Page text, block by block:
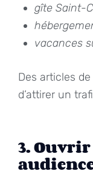
gîte Saint-
vacances
Des articles
d’attirer un
3.